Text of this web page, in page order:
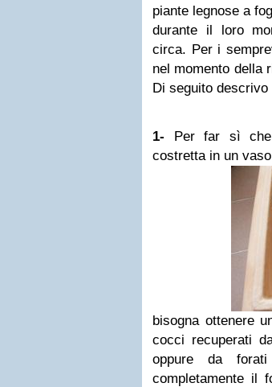
piante legnose a
durante il loro
circa. Per i
nel momento della
Di seguito
1- Per far sì che
costretta in un
bisogna ottenere
cocci recuperati
oppure da
completamente il